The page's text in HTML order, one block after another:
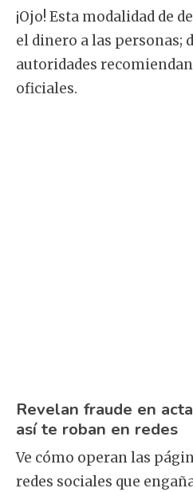
¡Ojo! Esta modalidad de
el dinero a las personas;
autoridades
oficiales.
Revelan fraude en
así te roban en redes
Ve cómo operan las
redes sociales que